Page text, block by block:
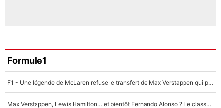
Formule1
F1 - Une légende de McLaren refuse le transfert de Max Verstappen qui pourrait «faire des vagues» et plomber l'ambiance dans l'équipe
Max Verstappen, Lewis Hamilton… et bientôt Fernando Alonso ? Le classement des pilotes les mieux payés en Formule 1 risque de changer !